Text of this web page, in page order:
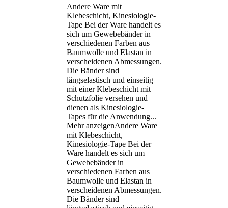
Andere Ware mit
Klebeschicht, Kinesiologie-
Tape Bei der Ware handelt es
sich um Gewebebänder in
verschiedenen Farben aus
Baumwolle und Elastan in
verscheidenen Abmessungen.
Die Bänder sind
längselastisch und einseitig
mit einer Klebeschicht mit
Schutzfolie versehen und
dienen als Kinesiologie-
Tapes für die Anwendung...
Mehr anzeigenAndere Ware
mit Klebeschicht,
Kinesiologie-Tape Bei der
Ware handelt es sich um
Gewebebänder in
verschiedenen Farben aus
Baumwolle und Elastan in
verscheidenen Abmessungen.
Die Bänder sind